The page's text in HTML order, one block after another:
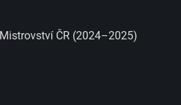
ČR (2024–2025)